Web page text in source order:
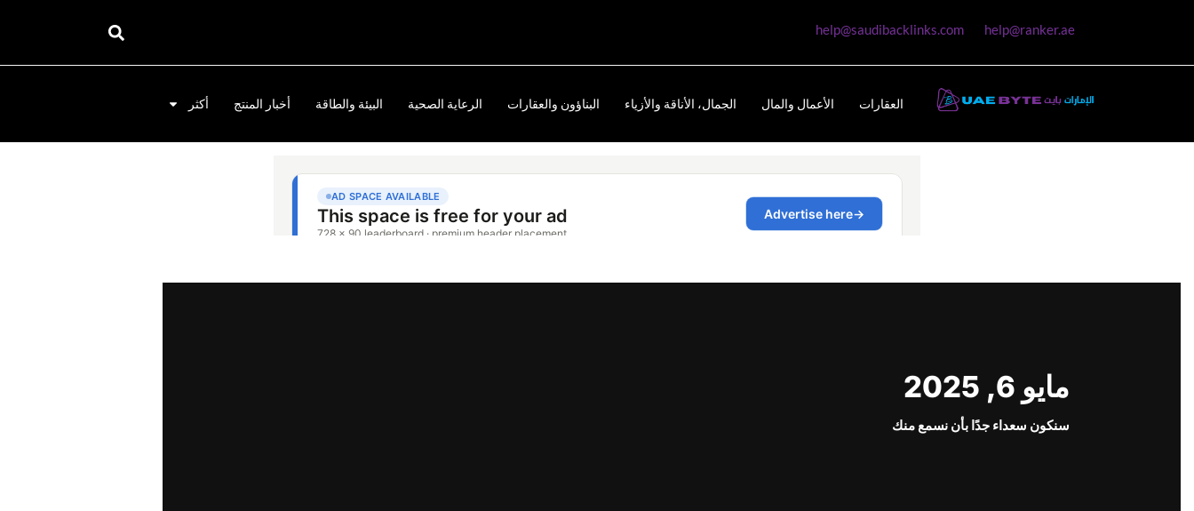
help@ranker.ae
help@saudibacklinks.com
العقارات الأعمال والمال الجمال، الأناقة والأزياء البناؤون والعقارات الرعاية الصحية البيئة والطاقة أخبار المنتج أكثر
مايو 6, 2025
سنكون سعداء جدًا بأن نسمع منك